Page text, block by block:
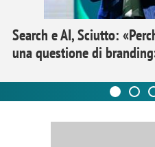
Search e AI, Sciutto:
una questione di